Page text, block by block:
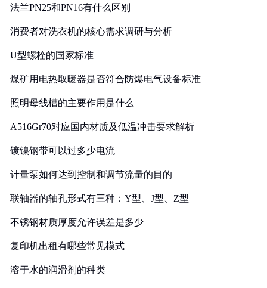
法兰PN25和PN16有什么区别
消费者对洗衣机的核心需求调研与分析
U型螺栓的国家标准
煤矿用电热取暖器是否符合防爆电气设备标准
照明母线槽的主要作用是什么
A516Gr70对应国内材质及低温冲击要求解析
镀镍钢带可以过多少电流
计量泵如何达到控制和调节流量的目的
联轴器的轴孔形式有三种：Y型、J型、Z型
不锈钢材质厚度允许误差是多少
复印机出租有哪些常见模式
溶于水的润滑剂的种类